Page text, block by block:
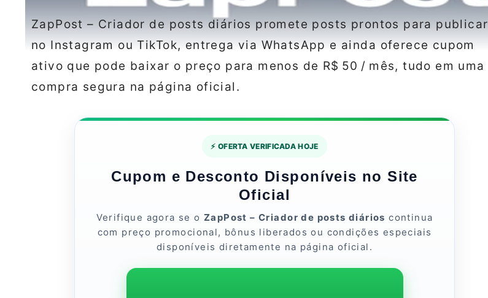
ZapPost – Criador de posts diários promete posts prontos para publicar
no Instagram ou TikTok, entrega via WhatsApp e ainda oferece cupom
ativo que pode baixar o preço para menos de R$ 50 / mês, tudo em uma
compra segura na página oficial.
⚡ OFERTA VERIFICADA HOJE
Cupom e Desconto Disponíveis no Site
Oficial
Verifique agora se oZapPost – Criador de posts diários continua
com preço promocional, bônus liberados ou condições especiais
disponíveis diretamente na página oficial.